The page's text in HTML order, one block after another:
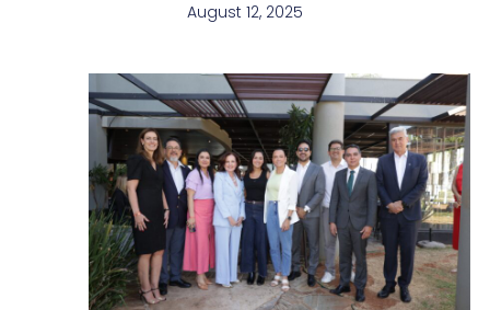
August 12, 2025